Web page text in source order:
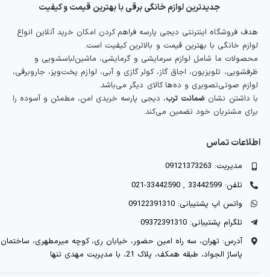
جدیدترین لوازم خانگی برقی با بهترین قیمت و کیفیت
هدف فروشگاه اینترنتی دیجی پارسه فراهم کردن امکان خرید آنلاین انواع
لوازم خانگی با بهترین قیمت و بالاترین کیفیت است.
محصولات ما شامل لوازم سرمایشی و گرمایشی، ماشین‌لباسشویی و
ظرفشویی، تلویزیون، اجاق گاز، کولر گازی و آبی، لوازم پخت‌وپز، جاروبرقی،
لوازم صوتی‌تصویری و ده‌ها کالای دیگر می‌باشد.
با داشتن نشان ضمانت ترب، دیجی پارسه خریدی امن، مطمئن و آسوده را
برای مشتریان خود تضمین می‌کند.
اطلاعات تماس
مدیریت: 09121373263
تلفن: 33442599 , 33442590-021
واتس اپ پشتیبانی: 09122391310
تلگرام پشتیبانی: 09372391310
آدرس: تهران، سه راه امین حضور، خیابان ری، کوچه میرمطهری، ساختمان
پاساژ الجواد، طبقه همکف، پلاک 21، با مدیریت مهدی تنها